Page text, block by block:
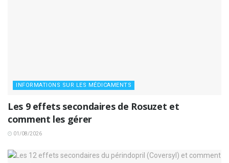
INFORMATIONS SUR LES MÉDICAMENTS
Les 9 effets secondaires de Rosuzet et
comment les gérer
01/08/2026